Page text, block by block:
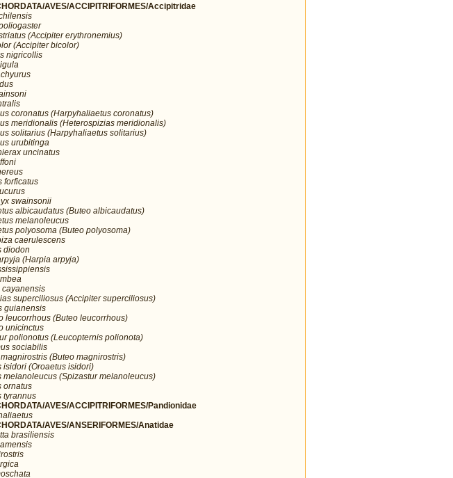
AVES/ACCIPITRIFORMES/Accipitridae
(Accipiter erythronemius)
(Accipiter bicolor)
nigricollis
coronatus (Harpyhaliaetus coronatus)
meridionalis (Heterospizias meridionalis)
solitarius (Harpyhaliaetus solitarius)
urubitinga
uncinatus
forficatus
swainsonii
albicaudatus (Buteo albicaudatus)
melanoleucus
polyosoma (Buteo polyosoma)
caerulescens
diodon
(Harpia arpyja)
superciliosus (Accipiter superciliosus)
guianensis
leucorrhous (Buteo leucorrhous)
unicinctus
polionotus (Leucopternis polionota)
sociabilis
(Buteo magnirostris)
isidori (Oroaetus isidori)
melanoleucus (Spizastur melanoleucus)
ornatus
tyrannus
AVES/ACCIPITRIFORMES/Pandionidae
AVES/ANSERIFORMES/Anatidae
brasiliensis